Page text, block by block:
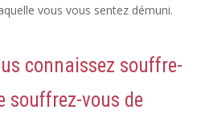
vous vous sentez démuni.
connaissez souffre-
souffrez-vous de